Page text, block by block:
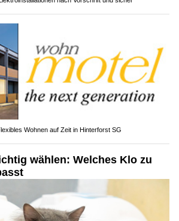
Wohnen auf Zeit in Hinterforst SG
wählen: Welches Klo zu